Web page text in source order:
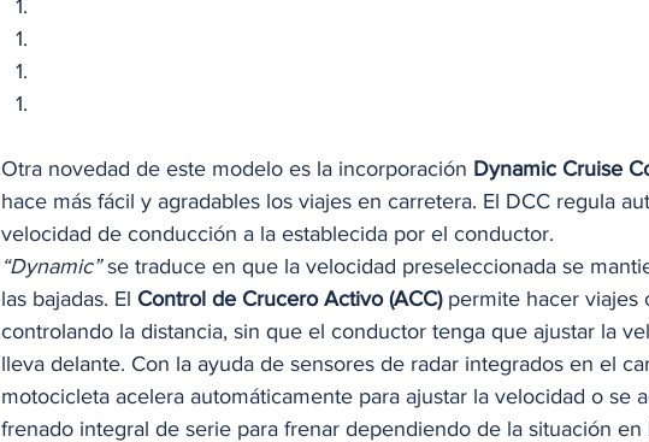
Otra novedad de este modelo es la incorporación Dynamic Cruise
hace más fácil y agradables los viajes en carretera. El DCC regula
velocidad de conducción a la establecida por el conductor.
“Dynamic” se traduce en que la velocidad preseleccionada se
las bajadas. El Control de Crucero Activo (ACC) permite hacer viajes
controlando la distancia, sin que el conductor tenga que ajustar la
lleva delante. Con la ayuda de sensores de radar integrados en el
motocicleta acelera automáticamente para ajustar la velocidad o se
frenado integral de serie para frenar dependiendo de la situación en